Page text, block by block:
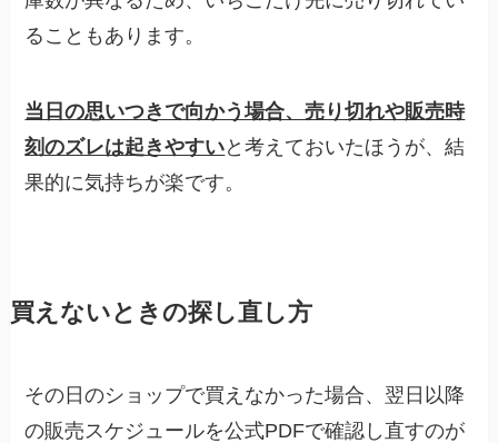
ることもあります。
当日の思いつきで向かう場合、売り切れや販売時
刻のズレは起きやすいと考えておいたほうが、結
果的に気持ちが楽です。
買えないときの探し直し方
その日のショップで買えなかった場合、翌日以降
の販売スケジュールを公式PDFで確認し直すのが